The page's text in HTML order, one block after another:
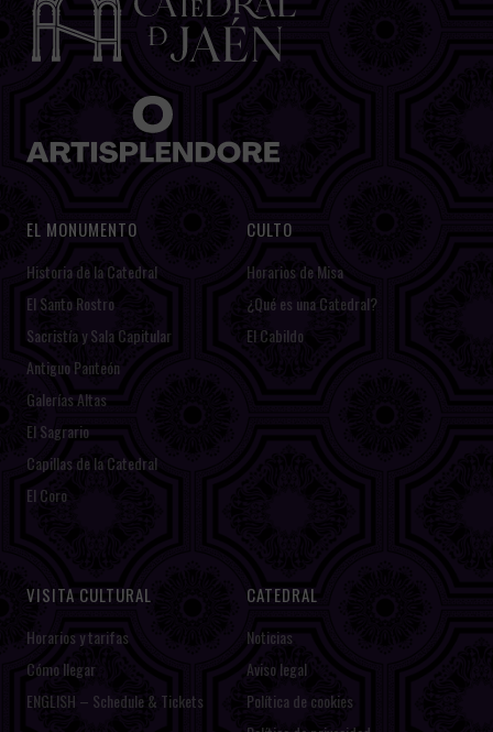
EL MONUMENTO
Historia de la Catedral
El Santo Rostro
Sacristía y Sala Capitular
Antiguo Panteón
Galerías Altas
El Sagrario
Capillas de la Catedral
El Coro
CULTO
Horarios de Misa
¿Qué es una Catedral?
El Cabildo
VISITA CULTURAL
Horarios y tarifas
Cómo llegar
ENGLISH – Schedule & Tickets
CATEDRAL
Noticias
Aviso legal
Política de cookies